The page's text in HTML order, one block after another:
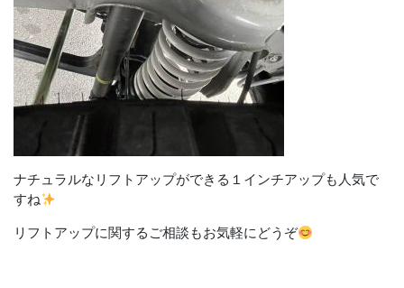
ナチュラルなリフトアップができる１インチアップも人気で
すね
リフトアップに関するご相談もお気軽にどうぞ